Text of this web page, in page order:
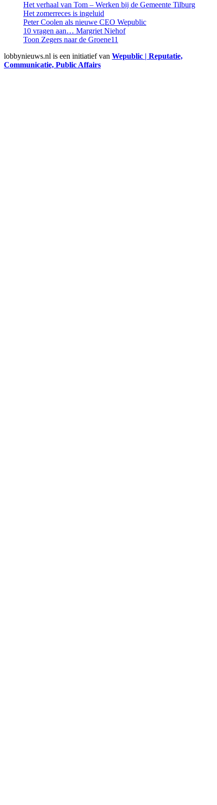
Het verhaal van Tom – Werken bij de Gemeente Tilburg
Het zomerreces is ingeluid
Peter Coolen als nieuwe CEO Wepublic
10 vragen aan… Margriet Niehof
Toon Zegers naar de Groene11
lobbynieuws.nl is een initiatief van Wepublic | Reputatie,
Communicatie, Public Affairs